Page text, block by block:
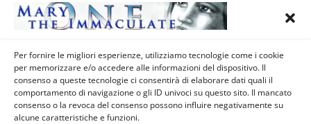
Per fornire le migliori esperienze, utilizziamo tecnologie come i cookie
per memorizzare e/o accedere alle informazioni del dispositivo. Il
consenso a queste tecnologie ci consentirà di elaborare dati quali il
comportamento di navigazione o gli ID univoci su questo sito. Il mancato
consenso o la revoca del consenso possono influire negativamente su
alcune caratteristiche e funzioni.
Previous Post
Novena A Maria Assunta -
5° Giorno (10 Agosto)
Next Post
Novena A Maria Assunta - 7°
Giorno (12 Agosto)